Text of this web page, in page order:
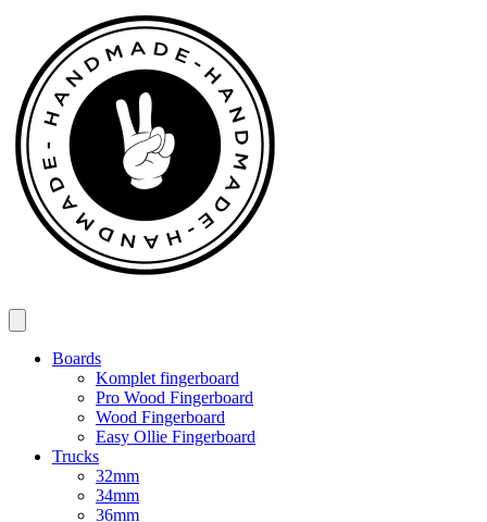
indhold
Boards
Komplet fingerboard
Pro Wood Fingerboard
Wood Fingerboard
Easy Ollie Fingerboard
Trucks
32mm
34mm
36mm